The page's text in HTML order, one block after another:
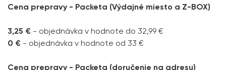
Cena prepravy - Packeta (Výdajné miesto a Z-BOX)
3,25 € - objednávka v hodnote do 32,99 €
0 € - objednávka v hodnote od 33 €
Cena prepravy - Packeta (doručenie na adresu)